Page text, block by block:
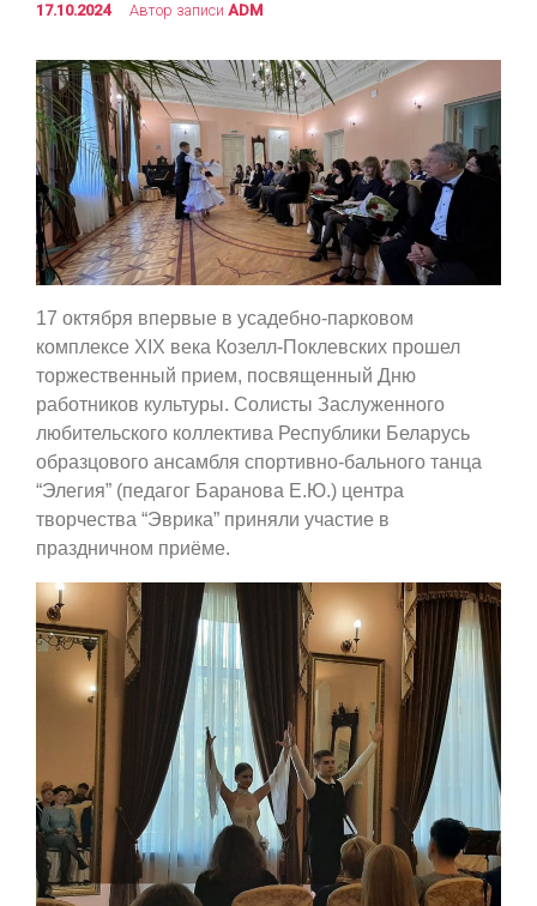
17.10.2024 Автор записи ADM
17 октября впервые в усадебно-парковом
комплексе XIX века Козелл-Поклевских прошел
торжественный прием, посвященный Дню
работников культуры. Солисты Заслуженного
любительского коллектива Республики Беларусь
образцового ансамбля спортивно-бального танца
“Элегия” (педагог Баранова Е.Ю.) центра
творчества “Эврика” приняли участие в
праздничном приёме.